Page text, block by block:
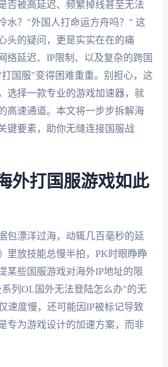
否被高延迟、频繁掉线甚至无法
水？"外国人打命运方舟吗？" 这
头的疑问，更是实实在在的痛
络延迟、IP限制、以及复杂的跨国
国服"变得困难重重。别担心，这
选择一款专业的游戏加速器，就
高速通道。本文将一步步拆解海
键要素，助你无缝连接国服战
外打国服游戏如此
包漂洋过海，动辄几百毫秒的延
里放技能总慢半拍，PK时眼睁睁
某些国服游戏对海外IP地址的限
列OL国外无法登陆怎么办"的无
速度慢，还可能因IP被标记导致
专为游戏设计的加速方案，而非